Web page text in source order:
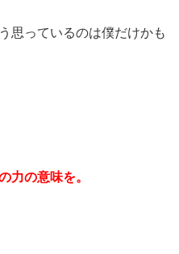
思っているのは僕だけかも
力の意味を。